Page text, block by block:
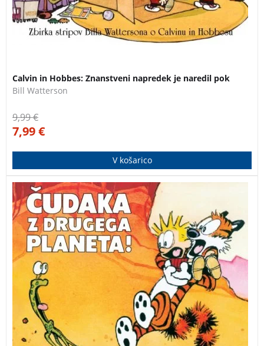
Calvin in Hobbes: Znanstveni napredek je naredil pok
Bill Watterson
9,99€
7,99€
V košarico
Čudaka z drugega planeta je druga v seriji stripov o
legendarnih junakih Calvinu in Hobbesu.